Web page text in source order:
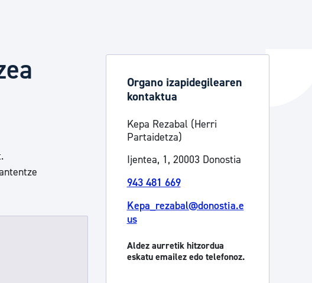
eta enplegua
Organo izapidegilearen
kontaktua
Kepa Rezabal (Herri
Partaidetza)
Ijentea, 1, 20003 Donostia
943 481 669
Kepa_rezabal@donostia.e
us
Aldez aurretik hitzordua
eskatu emailez edo telefonoz.